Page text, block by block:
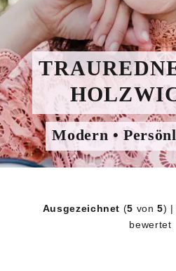
Modern •
Ausgezeichnet (5 von 5) |
bewertet